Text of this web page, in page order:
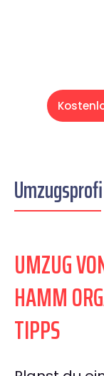
UMZUG
HAMM
TIPPS